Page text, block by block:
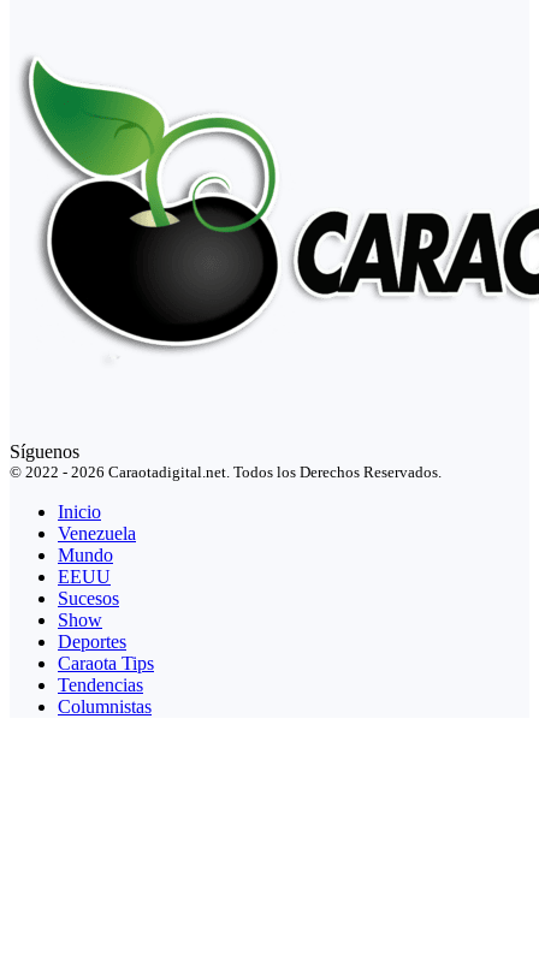
Síguenos
© 2022 - 2026 Caraotadigital.net. Todos los Derechos Reservados.
Inicio
Venezuela
Mundo
EEUU
Sucesos
Show
Deportes
Caraota Tips
Tendencias
Columnistas